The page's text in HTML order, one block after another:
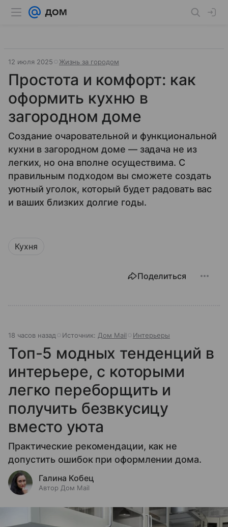
12 июля 2025 Жизнь за городом
Простота и комфорт: как
оформить кухню в
загородном доме
Создание очаровательной и функциональной
кухни в загородном доме — задача не из
легких, но она вполне осуществима. С
правильным подходом вы сможете создать
уютный уголок, который будет радовать вас
и ваших близких долгие годы.
Кухня
Поделиться
18 часов назад Источник: Дом Mail Интерьеры
Топ-5 модных тенденций в
интерьере, с которыми
легко переборщить и
получить безвкусицу
вместо уюта
Практические рекомендации, как не
допустить ошибок при оформлении дома.
Галина Кобец
Автор Дом Mail